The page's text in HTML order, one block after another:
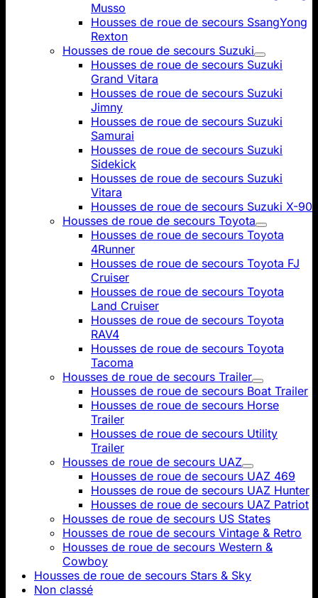
Musso
Housses de roue de secours SsangYong
Rexton
Housses de roue de secours Suzuki
Housses de roue de secours Suzuki
Grand Vitara
Housses de roue de secours Suzuki
Jimny
Housses de roue de secours Suzuki
Samurai
Housses de roue de secours Suzuki
Sidekick
Housses de roue de secours Suzuki
Vitara
Housses de roue de secours Suzuki X-90
Housses de roue de secours Toyota
Housses de roue de secours Toyota
4Runner
Housses de roue de secours Toyota FJ
Cruiser
Housses de roue de secours Toyota
Land Cruiser
Housses de roue de secours Toyota
RAV4
Housses de roue de secours Toyota
Tacoma
Housses de roue de secours Trailer
Housses de roue de secours Boat Trailer
Housses de roue de secours Horse
Trailer
Housses de roue de secours Utility
Trailer
Housses de roue de secours UAZ
Housses de roue de secours UAZ 469
Housses de roue de secours UAZ Hunter
Housses de roue de secours UAZ Patriot
Housses de roue de secours US States
Housses de roue de secours Vintage & Retro
Housses de roue de secours Western &
Cowboy
Housses de roue de secours Stars & Sky
Non classé